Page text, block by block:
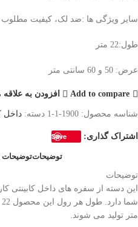
سایر ویژگی ها :ضد لک، کیفیت مطلوب
طول:22 متر
عرض: 50 و 60 سانتی متر
Add to compare افزودن به
شناسه محصول: 1900-1-1 دسته: داخل
اشتراک گذاری: Save
توضیحاتتوضیحات
توضیحات
این دسته از سفره های داخل کابینتی
متر تولید می شوند.